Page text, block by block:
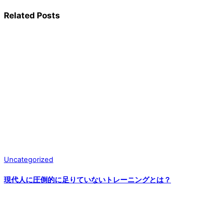
Related Posts
Uncategorized
現代人に圧倒的に足りていないトレーニングとは？